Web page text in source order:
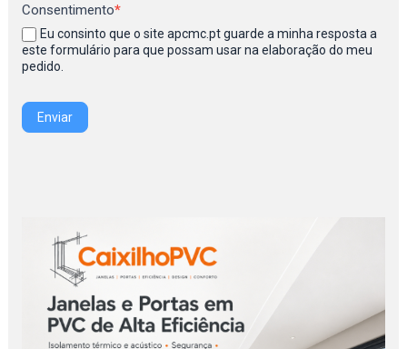
Consentimento*
Eu consinto que o site apcmc.pt guarde a minha resposta a
este formulário para que possam usar na elaboração do meu
pedido.
Enviar